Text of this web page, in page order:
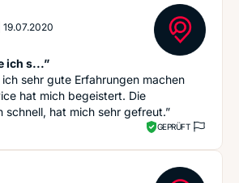
19.07.2020
ich s...”
sehr gute Erfahrungen machen
hat mich begeistert. Die
schnell, hat mich sehr gefreut.”
GEPRÜFT